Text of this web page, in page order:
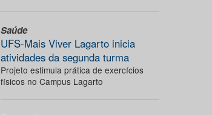
Saúde
UFS-Mais Viver Lagarto inicia
atividades da segunda turma
Projeto estimula prática de exercícios
físicos no Campus Lagarto